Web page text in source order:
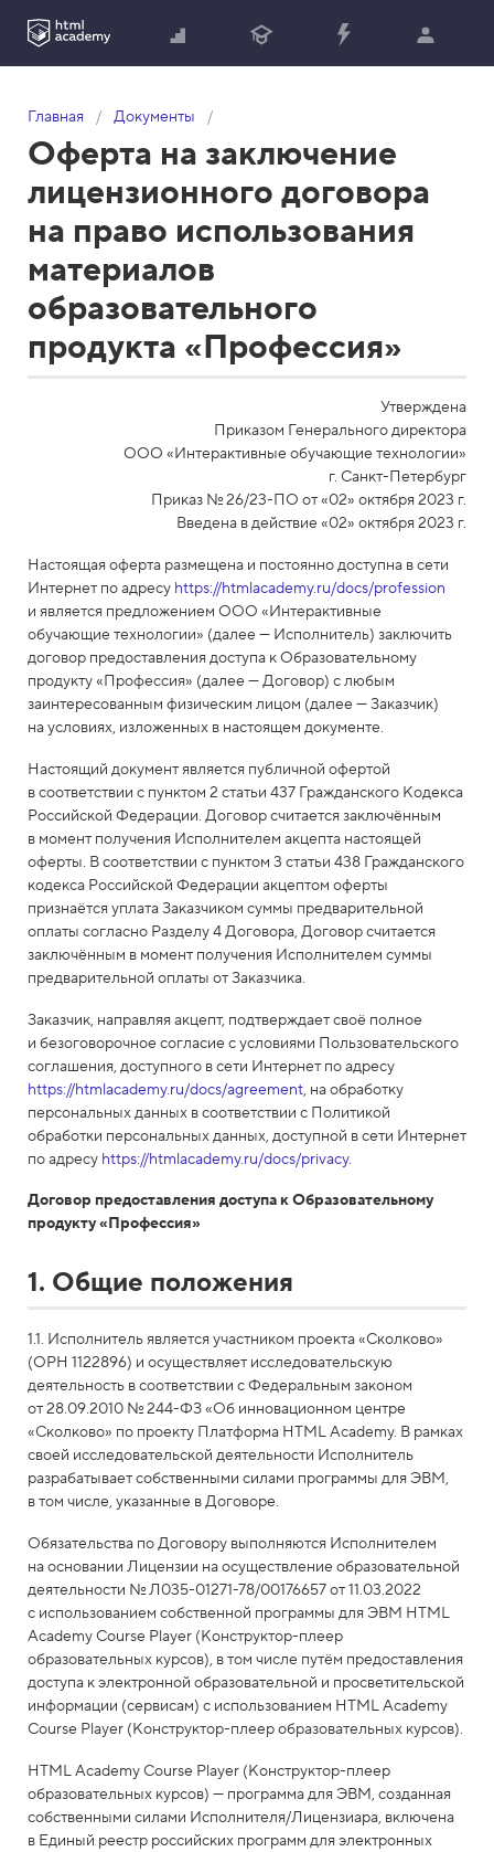
Главная Документы
Оферта на заключение
лицензионного договора
на право использования
материалов
образовательного
продукта «Профессия»
Утверждена
Приказом Генерального директора
ООО «Интерактивные обучающие технологии»
г. Санкт-Петербург
Приказ № 26/23-ПО от «02» октября 2023 г.
Введена в действие «02» октября 2023 г.
Настоящая оферта размещена и постоянно доступна в сети
Интернет по адресу https://htmlacademy.ru/docs/profession
и является предложением ООО «Интерактивные
обучающие технологии» (далее — Исполнитель) заключить
договор предоставления доступа к Образовательному
продукту «Профессия» (далее — Договор) с любым
заинтересованным физическим лицом (далее — Заказчик)
на условиях, изложенных в настоящем документе.
Настоящий документ является публичной офертой
в соответствии с пунктом 2 статьи 437 Гражданского Кодекса
Российской Федерации. Договор считается заключённым
в момент получения Исполнителем акцепта настоящей
оферты. В соответствии с пунктом 3 статьи 438 Гражданского
кодекса Российской Федерации акцептом оферты
признаётся уплата Заказчиком суммы предварительной
оплаты согласно Разделу 4 Договора, Договор считается
заключённым в момент получения Исполнителем суммы
предварительной оплаты от Заказчика.
Заказчик, направляя акцепт, подтверждает своё полное
и безоговорочное согласие с условиями Пользовательского
соглашения, доступного в сети Интернет по адресу
https://htmlacademy.ru/docs/agreement, на обработку
персональных данных в соответствии с Политикой
обработки персональных данных, доступной в сети Интернет
по адресу https://htmlacademy.ru/docs/privacy.
Договор предоставления доступа к Образовательному
продукту «Профессия»
1. Общие положения
1.1. Исполнитель является участником проекта «Сколково»
(ОРН 1122896) и осуществляет исследовательскую
деятельность в соответствии с Федеральным законом
от 28.09.2010 № 244-ФЗ «Об инновационном центре
«Сколково» по проекту Платформа HTML Academy. В рамках
своей исследовательской деятельности Исполнитель
разрабатывает собственными силами программы для ЭВМ,
в том числе, указанные в Договоре.
Обязательства по Договору выполняются Исполнителем
на основании Лицензии на осуществление образовательной
деятельности № Л035-01271-78/00176657 от 11.03.2022
с использованием собственной программы для ЭВМ HTML
Academy Course Player (Конструктор-плеер
образовательных курсов), в том числе путём предоставления
доступа к электронной образовательной и просветительской
информации (сервисам) с использованием HTML Academy
Course Player (Конструктор-плеер образовательных курсов).
HTML Academy Course Player (Конструктор-плеер
образовательных курсов) — программа для ЭВМ, созданная
собственными силами Исполнителя/Лицензиара, включена
в Единый реестр российских программ для электронных